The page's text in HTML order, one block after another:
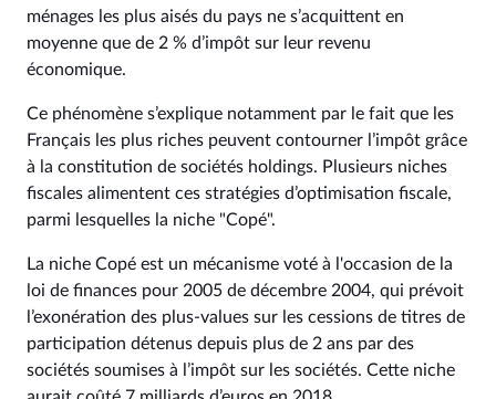
ménages les plus aisés du pays ne s’acquittent en
moyenne que de 2 % d’impôt sur leur revenu
économique.
Ce phénomène s’explique notamment par le fait que les
Français les plus riches peuvent contourner l’impôt grâce
à la constitution de sociétés holdings. Plusieurs niches
fiscales alimentent ces stratégies d’optimisation fiscale,
parmi lesquelles la niche "Copé".
La niche Copé est un mécanisme voté à l'occasion de la
loi de finances pour 2005 de décembre 2004, qui prévoit
l’exonération des plus-values sur les cessions de titres de
participation détenus depuis plus de 2 ans par des
sociétés soumises à l’impôt sur les sociétés. Cette niche